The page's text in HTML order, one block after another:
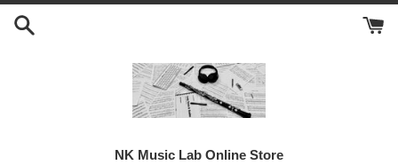
Vai
direttamente
NK Music Lab Online Store